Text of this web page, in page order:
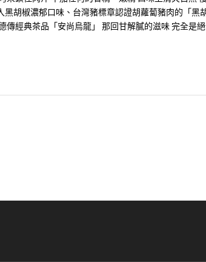
胡椒濃郁口味、台灣豬標章認證胡蘿蔔豬肉的「黑
傳經典茶品「安尚烏龍」 那回甘解膩的滋味 完全是